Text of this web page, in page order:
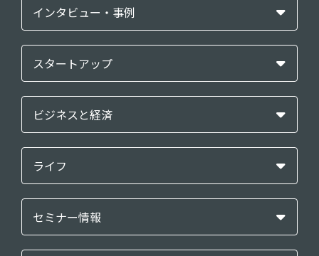
インタビュー・事例
スタートアップ
ビジネスと経済
ライフ
セミナー情報